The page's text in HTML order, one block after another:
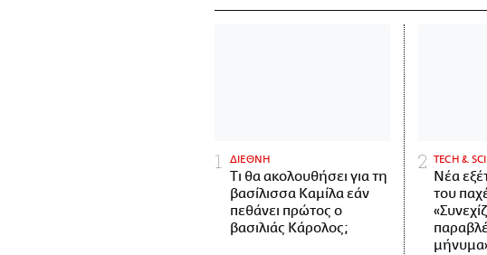
ΔΙΕΘΝΗ
Τι θα ακολουθήσει για τη
βασίλισσα Καμίλα εάν
πεθάνει πρώτος ο
βασιλιάς Κάρολος;
ΤECH &
Νέα
του